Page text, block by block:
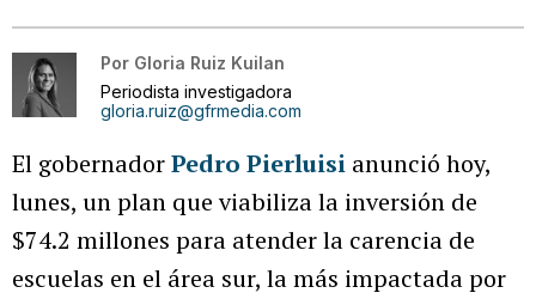
Por Gloria Ruiz Kuilan
Periodista investigadora
gloria.ruiz@gfrmedia.com
El gobernadorPedro Pierluisi anunció hoy,
lunes, un plan que viabiliza la inversión de
$74.2 millones para atender la carencia de
escuelas en el área sur, la más impactada por